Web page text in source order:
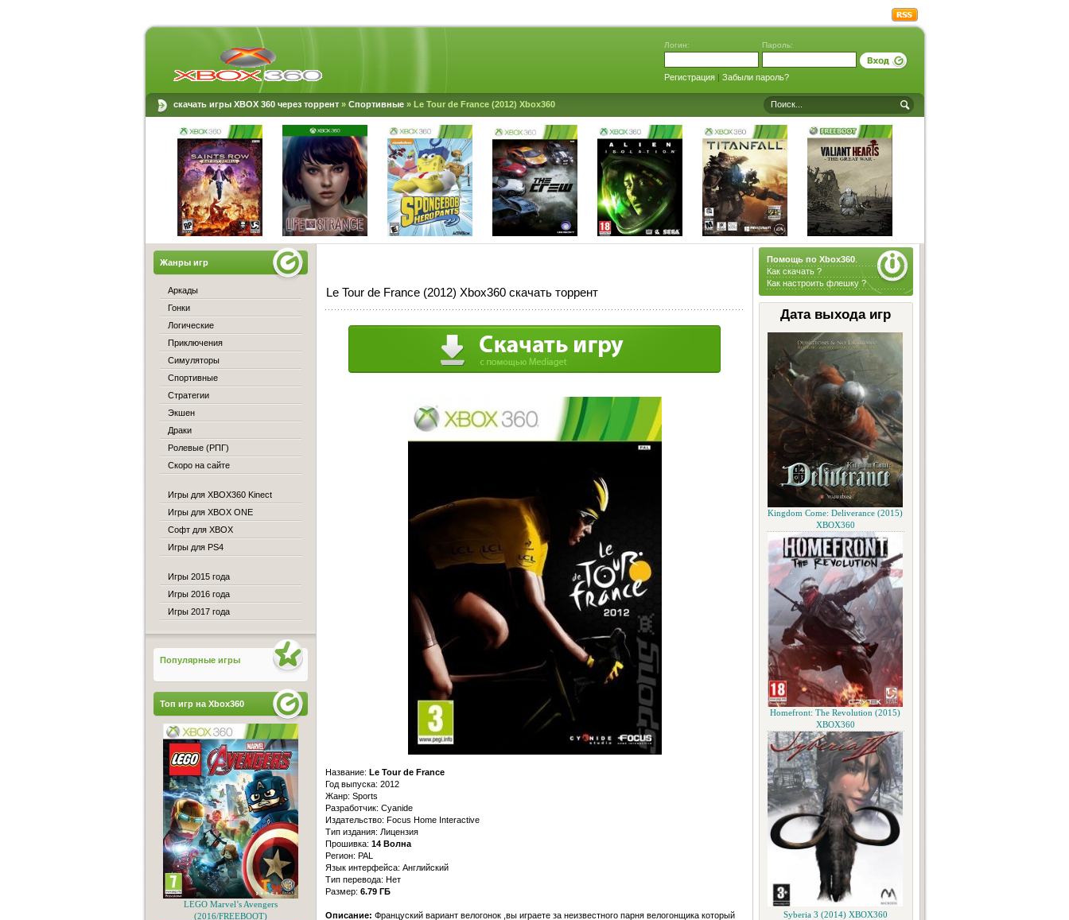
Логин: Пароль:
Регистрация| Забыли пароль?
скачать игры XBOX 360 через торрент» Спортивные» Le Tour de France (2012) Xbox360
Помощь по Xbox360.
Как скачать ?
Как настроить флешку ?
Дата выхода игр
Kingdom Come: Deliverance (2015)
XBOX360
Homefront: The Revolution (2015)
XBOX360
Syberia 3 (2014) XBOX360
Le Tour de France (2012) Xbox360 скачать торрент
Название: Le Tour de France
Год выпуска: 2012
Жанр: Sports
Разработчик: Cyanide
Издательство: Focus Home Interactive
Тип издания: Лицензия
Прошивка: 14 Волна
Регион: PAL
Язык интерфейса: Английский
Тип перевода: Нет
Размер: 6.79 ГБ
Описание: Француский вариант велогонок ,вы играете за неизвестного парня велогонщика который
Жанры игр
Аркады
Гонки
Логические
Приключения
Симуляторы
Спортивные
Стратегии
Экшен
Драки
Ролевые (РПГ)
Скоро на сайте
Игры для XBOX360 Kinect
Игры для XBOX ONE
Софт для XBOX
Игры для PS4
Игры 2015 года
Игры 2016 года
Игры 2017 года
Популярные игры
Топ игр на Xbox360
LEGO Marvel’s Avengers
(2016/FREEBOOT)